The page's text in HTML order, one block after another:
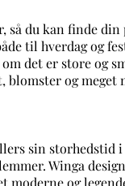
du kan finde
til hverdag og
det er store og
blomster og meget
sin storhedstid
Winga